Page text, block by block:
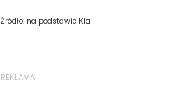
Źródło: na podstawie Kia
REKLAMA